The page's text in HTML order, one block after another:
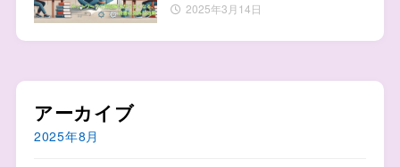
2025年3月14日
アーカイブ
2025年8月